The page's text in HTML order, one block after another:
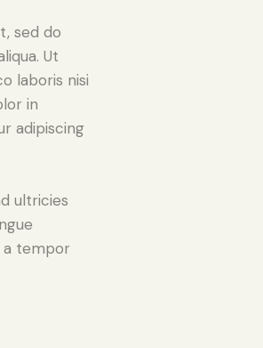
sed do
Ut
laboris nisi
in
adipiscing
ultricies
a tempor